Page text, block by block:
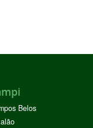
Belos